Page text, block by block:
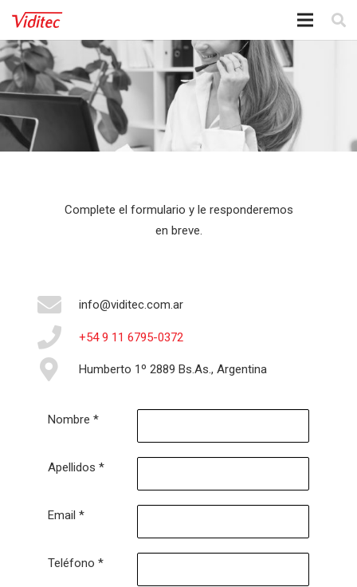
Complete el formulario y le responderemos
en breve.
info@viditec.com.ar
+54 9 11 6795-0372
Humberto 1º 2889 Bs.As., Argentina
Nombre *
Apellidos *
Email *
Teléfono *